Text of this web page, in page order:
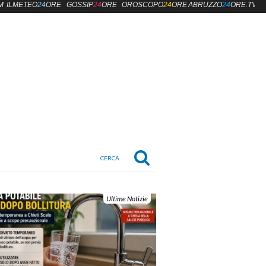
Ultime Notizie
ILMETEO24ORE GOSSIP24ORE OROSCOPO24OREABRUZZO24ORE.TV